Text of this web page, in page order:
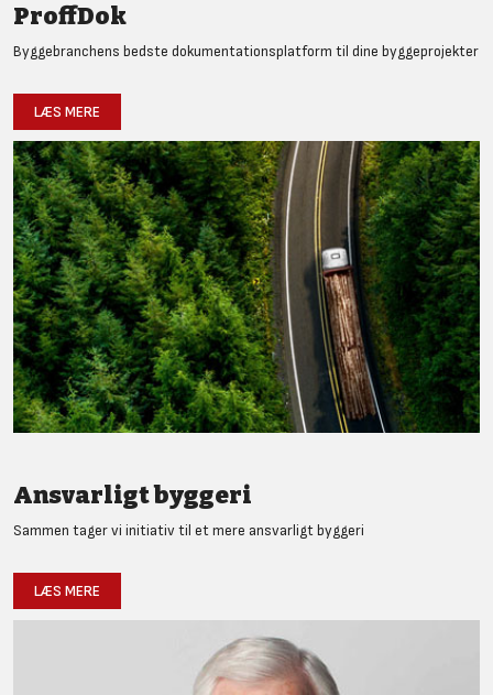
ProffDok
Byggebranchens bedste dokumentationsplatform til dine byggeprojekter
LÆS MERE
Ansvarligt byggeri
Sammen tager vi initiativ til et mere ansvarligt byggeri
LÆS MERE